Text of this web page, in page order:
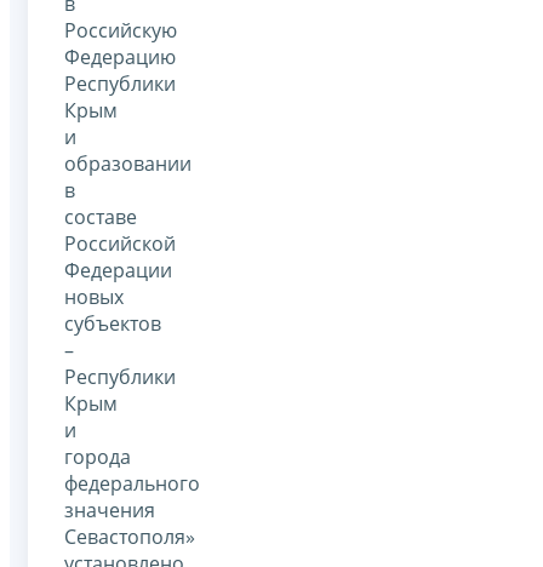
Российскую
Федерацию
Республики
Крым
и
образовании
в
составе
Российской
Федерации
новых
субъектов
–
Республики
Крым
и
города
федерального
значения
Севастополя»